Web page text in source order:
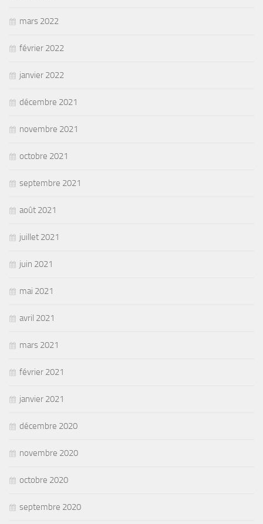
mars 2022
février 2022
janvier 2022
décembre 2021
novembre 2021
octobre 2021
septembre 2021
août 2021
juillet 2021
juin 2021
mai 2021
avril 2021
mars 2021
février 2021
janvier 2021
décembre 2020
novembre 2020
octobre 2020
septembre 2020